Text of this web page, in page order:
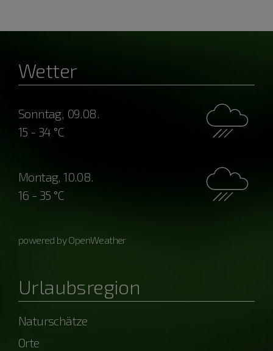
Wetter
Sonntag, 09.08.
15 - 34 °C
Montag, 10.08.
16 - 35 °C
powered by OpenWeather
Urlaubsregion
Naturschätze
Orte